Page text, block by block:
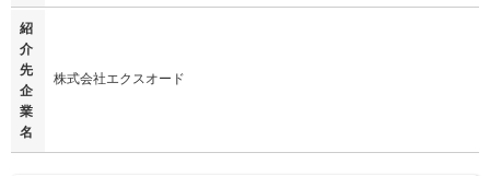
紹
介
先
企
業
名
株式会社エクスオード